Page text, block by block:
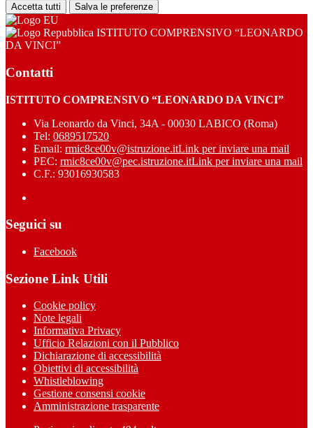
Accetta tutti Salva le preferenze
ISTITUTO COMPRENSIVO “LEONARDO
DA VINCI”
Contatti
ISTITUTO COMPRENSIVO “LEONARDO DA VINCI”
Via Leonardo da Vinci, 34A - 00030 LABICO (Roma)
Tel: 0689517520
Email: rmic8ce00v@istruzione.itLink per inviare una mail
PEC: rmic8ce00v@pec.istruzione.itLink per inviare una mail
C.F.: 93016930583
Seguici su
Facebook
Sezione Link Utili
Cookie policy
Note legali
Informativa Privacy
Ufficio Relazioni con il Pubblico
Dichiarazione di accessibilità
Obiettivi di accessibilità
Whistleblowing
Gestione consensi cookie
Amministrazione trasparente